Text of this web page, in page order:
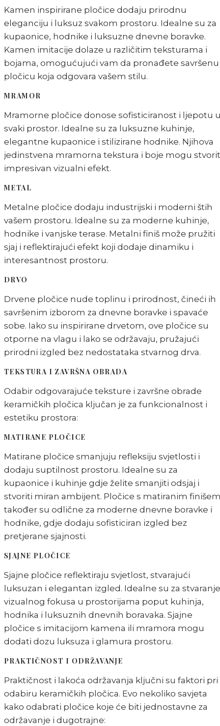
Kamen inspirirane pločice dodaju prirodnu
eleganciju i luksuz svakom prostoru. Idealne su za
kupaonice, hodnike i luksuzne dnevne boravke.
Kamen imitacije dolaze u različitim teksturama i
bojama, omogućujući vam da pronađete savršenu
pločicu koja odgovara vašem stilu.
MRAMOR
Mramorne pločice donose sofisticiranost i ljepotu
svaki prostor. Idealne su za luksuzne kuhinje,
elegantne kupaonice i stilizirane hodnike. Njihova
jedinstvena mramorna tekstura i boje mogu
impresivan vizualni efekt.
METAL
Metalne pločice dodaju industrijski i moderni štih
vašem prostoru. Idealne su za moderne kuhinje,
hodnike i vanjske terase. Metalni finiš može pružiti
sjaj i reflektirajući efekt koji dodaje dinamiku i
interesantnost prostoru.
DRVO
Drvene pločice nude toplinu i prirodnost, čineći ih
savršenim izborom za dnevne boravke i spavaće
sobe. Iako su inspirirane drvetom, ove pločice su
otporne na vlagu i lako se održavaju, pružajući
prirodni izgled bez nedostataka stvarnog drva.
TEKSTURA I ZAVRŠNA OBRADA
Odabir odgovarajuće teksture i završne obrade
keramičkih pločica ključan je za funkcionalnost i
estetiku prostora:
MATIRANE PLOČICE
Matirane pločice smanjuju refleksiju svjetlosti i
dodaju suptilnost prostoru. Idealne su za
kupaonice i kuhinje gdje želite smanjiti odsjaj i
stvoriti miran ambijent. Pločice s matiranim
također su odlične za moderne dnevne boravke i
hodnike, gdje dodaju sofisticiran izgled bez
pretjerane sjajnosti.
SJAJNE PLOČICE
Sjajne pločice reflektiraju svjetlost, stvarajući
luksuzan i elegantan izgled. Idealne su za stvaranje
vizualnog fokusa u prostorijama poput kuhinja,
hodnika i luksuznih dnevnih boravaka. Sjajne
pločice s imitacijom kamena ili mramora mogu
dodati dozu luksuza i glamura prostoru.
PRAKTIČNOST I ODRŽAVANJE
Praktičnost i lakoća održavanja ključni su faktori pri
odabiru keramičkih pločica. Evo nekoliko savjeta
kako odabrati pločice koje će biti jednostavne za
održavanje i dugotrajne: